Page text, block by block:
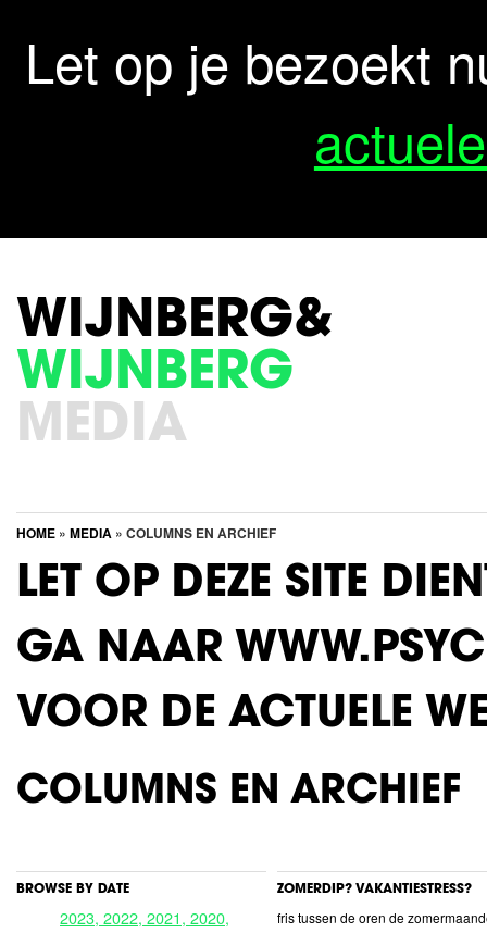
Let op je bezoekt
WIJNBERG&
WIJNBERG
MEDIA
HOME » MEDIA » COLUMNS EN ARCHIEF
LET OP DEZE SITE
GA NAAR
VOOR DE ACTUELE
COLUMNS EN ARCHIEF
BROWSE BY DATE
2023, 2022, 2021, 2020,
ZOMERDIP? VAKANTIESTRESS?
fris tussen de oren de